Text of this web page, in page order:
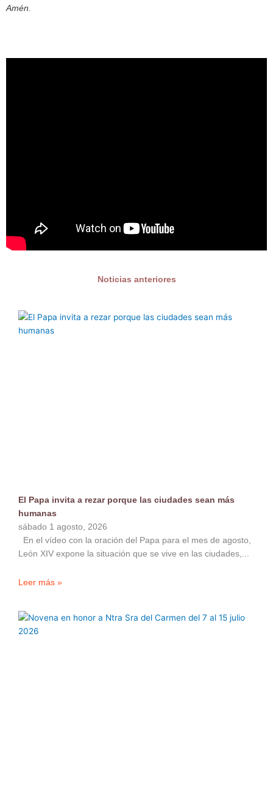
Amén.
Noticias anteriores
El Papa invita a rezar porque las ciudades sean más
humanas
sábado 1 agosto, 2026
En el vídeo con la oración del Papa para el mes de agosto,
León XIV expone la situación que se vive en las ciudades,
Leer más »